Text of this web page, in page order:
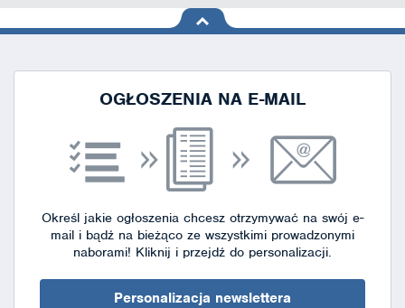
na górę
OGŁOSZENIA NA E-MAIL
Określ jakie ogłoszenia chcesz otrzymywać na swój e-
mail i bądź na bieżąco ze wszystkimi prowadzonymi
naborami! Kliknij i przejdź do personalizacji.
Personalizacja newslettera